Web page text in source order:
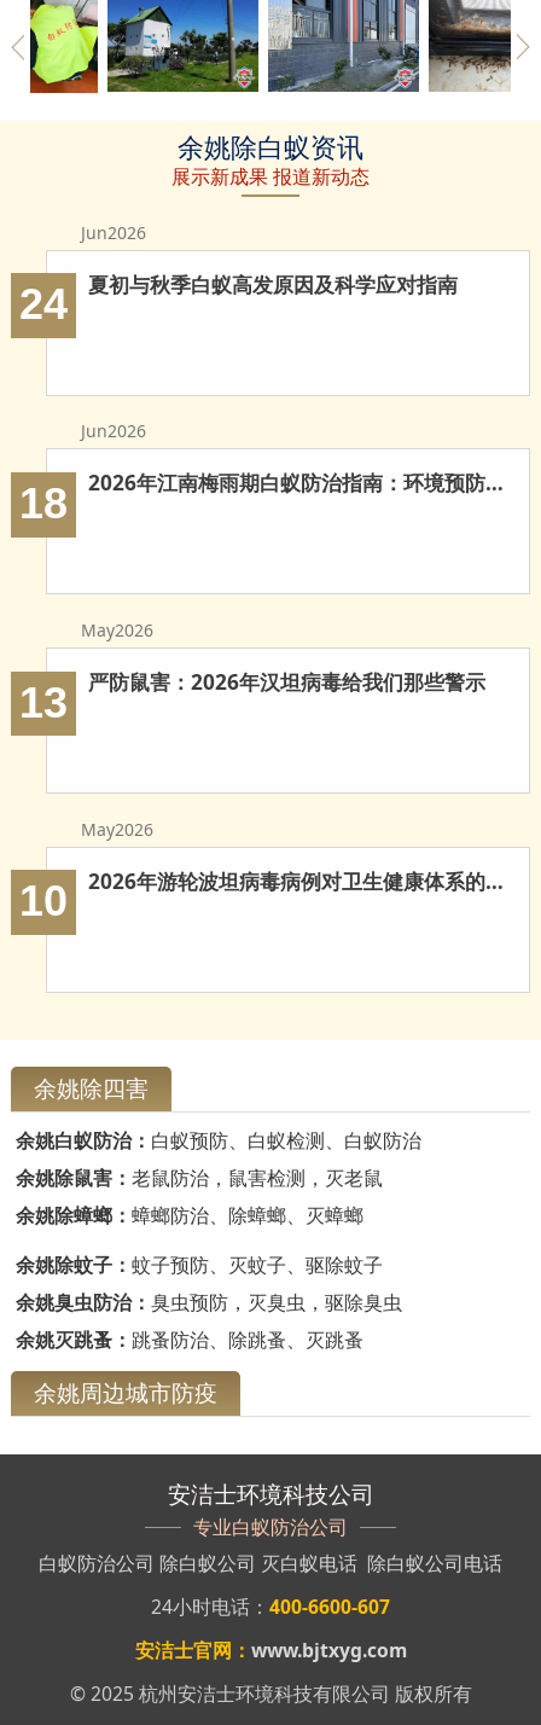
余姚草地除
余姚建筑白
蚁防治
余姚家具防
余姚除白蚁资讯
展示新成果 报道新动态
Jun2026
24 夏初与秋季白蚁高发原因及科学应对指南
Jun2026
18 2026年江南梅雨期白蚁防治指南：环境预防与科学灭治
May2026
13 严防鼠害：2026年汉坦病毒给我们那些警示
May2026
10 2026年游轮波坦病毒病例对卫生健康体系的多重启示
余姚除四害
余姚白蚁防治： 白蚁预防、白蚁检测、白蚁防治
余姚除鼠害： 老鼠防治，鼠害检测，灭老鼠
余姚除蟑螂： 蟑螂防治、除蟑螂、灭蟑螂
余姚除蚊子： 蚊子预防、灭蚊子、驱除蚊子
余姚臭虫防治： 臭虫预防，灭臭虫，驱除臭虫
余姚灭跳蚤： 跳蚤防治、除跳蚤、灭跳蚤
余姚周边城市防疫
安洁士环境科技公司
专业白蚁防治公司
白蚁防治公司 除白蚁公司 灭白蚁电话 除白蚁公司电话
24小时电话： 400-6600-607
安洁士官网： www.bjtxyg.com
© 2025 杭州安洁士环境科技有限公司 版权所有